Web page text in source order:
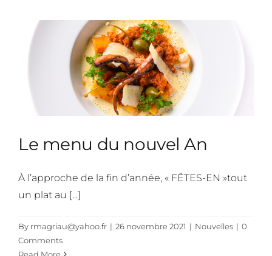
Le menu du nouvel An
À l’approche de la fin d’année, « FÊTES-EN »tout
un plat au [...]
By rmagriau@yahoo.fr | 26 novembre 2021 | Nouvelles | 0
Comments